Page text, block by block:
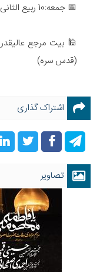
📅 جمعه:10 ربیع الثانی 1447 |11 مهر ماه 1404
🕌 بیت مرجع
(قدس سره)
اشتراک گذاری
تصاویر